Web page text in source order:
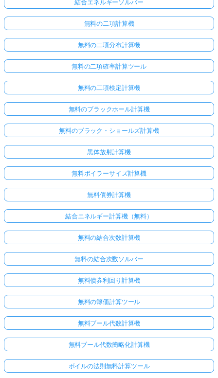
結合エネルギーソルバー
無料の二項計算機
無料の二項分布計算機
無料の二項確率計算ツール
無料の二項検定計算機
無料のブラックホール計算機
無料のブラック・ショールズ計算機
黒体放射計算機
無料ボイラーサイズ計算機
無料債券計算機
結合エネルギー計算機（無料）
無料の結合次数計算機
無料の結合次数ソルバー
無料債券利回り計算機
無料の簿価計算ツール
無料ブール代数計算機
無料ブール代数簡略化計算機
ボイルの法則無料計算ツール